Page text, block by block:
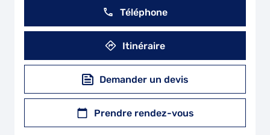
Téléphone
Itinéraire
Demander un devis
Prendre rendez-vous